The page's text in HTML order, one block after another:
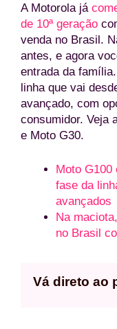
A Motorola já
de 10ª geração
venda no Brasil.
antes, e agora
entrada da
linha que vai
avançado, com
consumidor. Veja
e Moto G30.
Moto G100
fase da
avançados
Na
no Brasil
Vá direto ao